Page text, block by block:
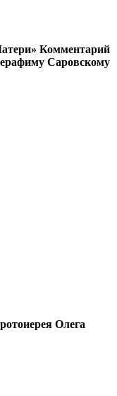
Комментарий
Саровскому
Олега